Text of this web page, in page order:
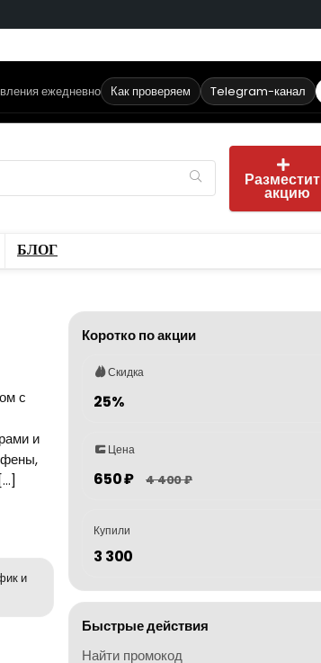
ежедневно Как проверяем Telegram-канал
акцию
БЛОГ
с
и
фены,
и
Коротко по акции
Скидка
25%
Цена
650 ₽ 4 400 ₽
Купили
3 300
Быстрые действия
Найти промокод